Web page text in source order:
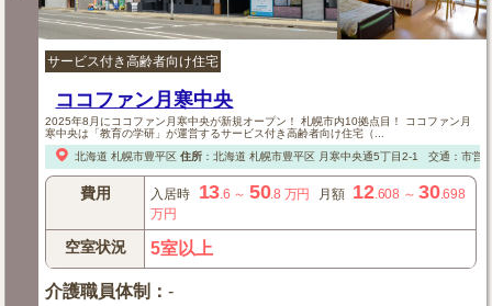
サービス付き高齢者向け住宅
ココファン月寒中央
2025年8月にココファン月寒中央が新規オープン！ 札幌市内10拠点目！ ココファン月
寒中央は「教育の学研」が運営するサービス付き高齢者向け住宅（...
北海道 札幌市豊平区 住所： 北海道 札幌市豊平区月寒中央通5丁目2-1 交通：市営
費用 入居時 13.6 ～ 50.8 万円 月額 12.608 ～30.698
万円
空室状況 5室以上
介護職員体制 ：-